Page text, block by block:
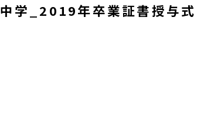
中学_2019年卒業証書授与式